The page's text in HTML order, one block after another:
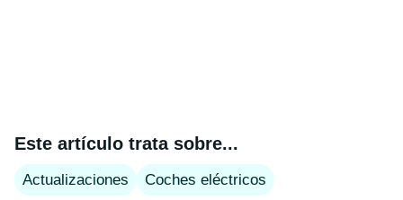
Este artículo trata sobre...
Actualizaciones Coches eléctricos